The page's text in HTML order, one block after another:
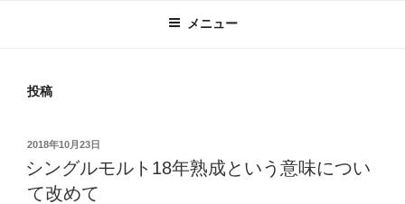
メニュー
投稿
投
稿
日:
2018年10月23日
シングルモルト18年熟成という意味につい
て改めて